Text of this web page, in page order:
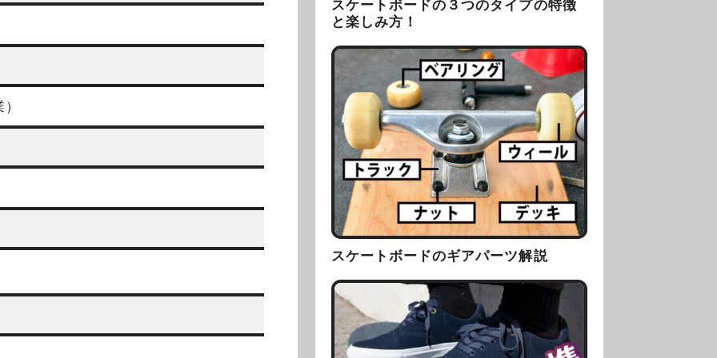
スケートボードの３つのタイプの特徴
と楽しみ方！
スケートボードのギアパーツ解説